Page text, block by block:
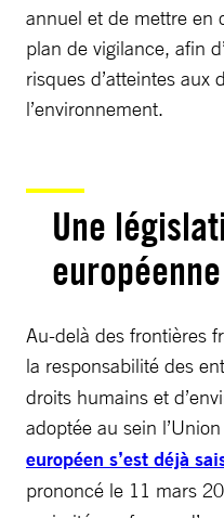
annuel et de mettre en
plan de vigilance, afin
risques d’atteintes aux
l’environnement.
Une
Au-delà des frontières
la responsabilité des
droits humains et
adoptée au sein
européen s’est déjà
prononcé le 11 mars